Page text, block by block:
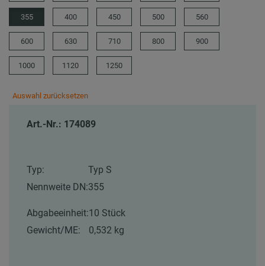
355 400 450 500 560
600 630 710 800 900
1000 1120 1250
Auswahl zurücksetzen
Art.-Nr.: 174089
Typ:
Typ S
Nennweite DN:355
Abgabeeinheit:10 Stück
Gewicht/ME:
0,532 kg